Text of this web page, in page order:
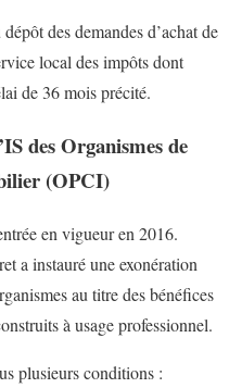
des demandes d’achat de
local des impôts dont
de 36 mois précité.
des Organismes de
(OPCI)
en vigueur en 2016.
a instauré une exonération
au titre des bénéfices
à usage professionnel.
plusieurs conditions :